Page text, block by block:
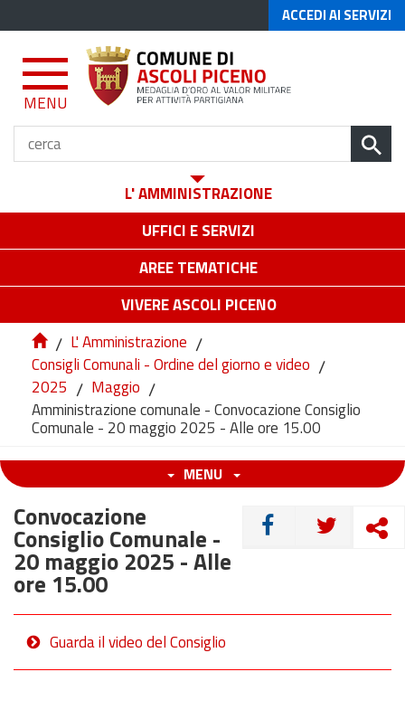
ACCEDI AI SERVIZI
MENU
L' AMMINISTRAZIONE
UFFICI E SERVIZI
AREE TEMATICHE
VIVERE ASCOLI PICENO
/ L' Amministrazione /
Consigli Comunali - Ordine del giorno e video /
2025 / Maggio /
Amministrazione comunale - Convocazione Consiglio
Comunale - 20 maggio 2025 - Alle ore 15.00
MENU
CONDIVIDI
Convocazione
Consiglio Comunale -
20 maggio 2025 - Alle
ore 15.00
Guarda il video del Consiglio